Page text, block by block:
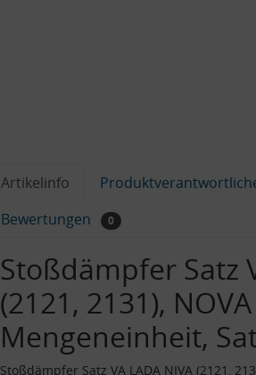
Artikelinfo
Bewertungen
0
Stoßdämpfer Satz
(2121, 2131),
Mengeneinheit,
Stoßdämpfer Satz VA LADA NIVA (2121,